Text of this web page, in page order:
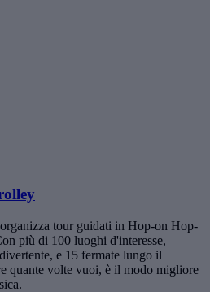
tour guidati in Hop-on Hop-
più di 100 luoghi d'interesse,
e 15 fermate lungo il
quante volte vuoi, è il modo migliore